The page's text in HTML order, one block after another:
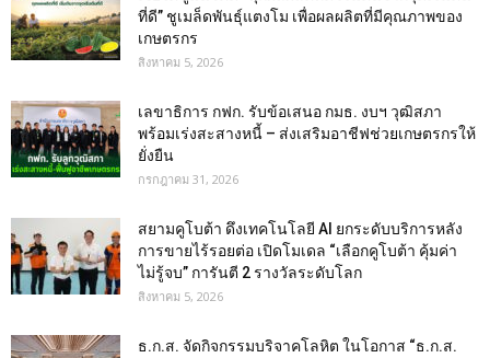
ที่ดี” ชูเมล็ดพันธุ์แตงโม เพื่อผลผลิตที่มีคุณภาพของ
เกษตรกร
สิงหาคม 5, 2026
เลขาธิการ กฟก. รับข้อเสนอ กมธ. งบฯ วุฒิสภา
พร้อมเร่งสะสางหนี้ – ส่งเสริมอาชีฟช่วยเกษตรกรให้
ยั่งยืน
กรกฎาคม 31, 2026
สยามคูโบต้า ดึงเทคโนโลยี AI ยกระดับบริการหลัง
การขายไร้รอยต่อ เปิดโมเดล “เลือกคูโบต้า คุ้มค่า
ไม่รู้จบ” การันตี 2 รางวัลระดับโลก
สิงหาคม 5, 2026
ธ.ก.ส. จัดกิจกรรมบริจาคโลหิต ในโอกาส “ธ.ก.ส.